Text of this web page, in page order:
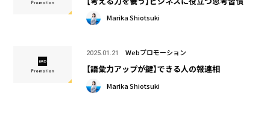
Marika Shiotsuki
2025.01.21 Webプロモーション
【語彙力アップが鍵】できる人の報連相
Marika Shiotsuki